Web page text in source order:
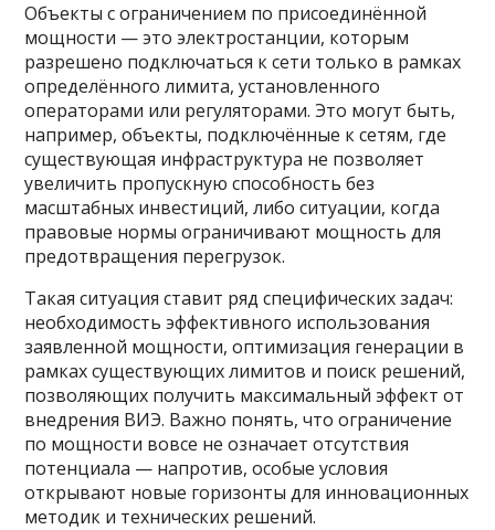
Объекты с ограничением по присоединённой
мощности — это электростанции, которым
разрешено подключаться к сети только в рамках
определённого лимита, установленного
операторами или регуляторами. Это могут быть,
например, объекты, подключённые к сетям, где
существующая инфраструктура не позволяет
увеличить пропускную способность без
масштабных инвестиций, либо ситуации, когда
правовые нормы ограничивают мощность для
предотвращения перегрузок.
Такая ситуация ставит ряд специфических задач:
необходимость эффективного использования
заявленной мощности, оптимизация генерации в
рамках существующих лимитов и поиск решений,
позволяющих получить максимальный эффект от
внедрения ВИЭ. Важно понять, что ограничение
по мощности вовсе не означает отсутствия
потенциала — напротив, особые условия
открывают новые горизонты для инновационных
методик и технических решений.